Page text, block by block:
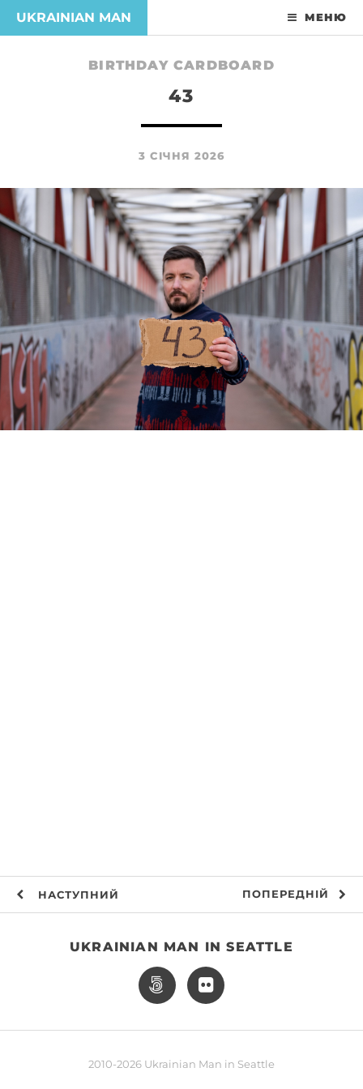
UKRAINIAN MAN МЕНЮ
BIRTHDAY CARDBOARD
43
3 СІЧНЯ 2026
НАСТУПНИЙ ПОПЕРЕДНІЙ
UKRAINIAN MAN IN SEATTLE
2010-2026 Ukrainian Man in Seattle